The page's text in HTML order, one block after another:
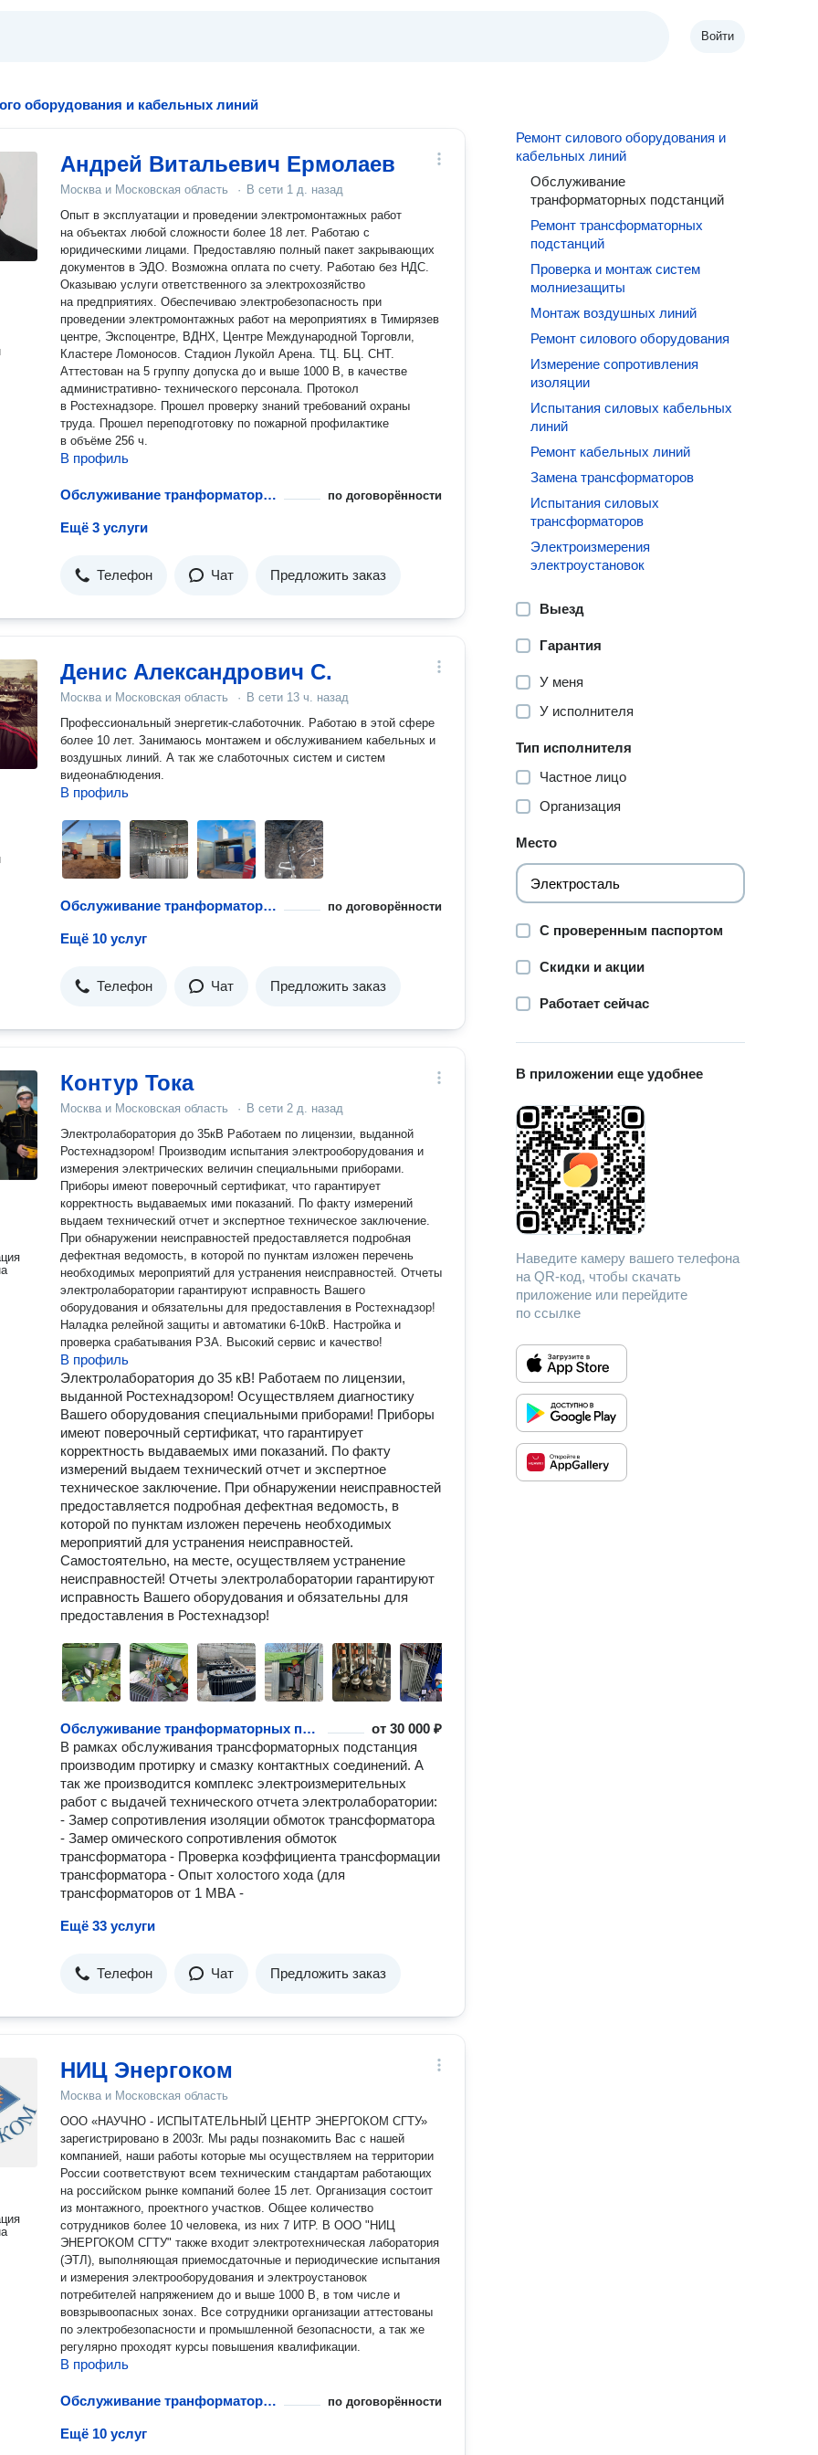
Войти
оборудования и кабельных линий
Андрей Витальевич Ермолаев
Москва и Московская область · В сети 1 д. назад
Опыт в эксплуатации и проведении электромонтажных работ
на объектах любой сложности более 18 лет. Работаю с
юридическими лицами. Предоставляю полный пакет закрывающих
документов в ЭДО. Возможна оплата по счету. Работаю без НДС.
Оказываю услуги ответственного за электрохозяйство
на предприятиях. Обеспечиваю электробезопасность при
проведении электромонтажных работ на мероприятиях в Тимирязев
центре, Экспоцентре, ВДНХ, Центре Международной Торговли,
Кластере Ломоносов. Стадион Лукойл Арена. ТЦ. БЦ. СНТ.
Аттестован на 5 группу допуска до и выше 1000 В, в качестве
административно- технического персонала. Протокол
в Ростехнадзоре. Прошел проверку знаний требований охраны
труда. Прошел переподготовку по пожарной профилактике
в объёме 256 ч.
В профиль
Обслуживание транформаторных подстанций по договорённости
Ещё 3 услуги
Телефон Чат Предложить заказ
Денис Александрович С.
Москва и Московская область · В сети 13 ч. назад
Профессиональный энергетик-слаботочник. Работаю в этой сфере
более 10 лет. Занимаюсь монтажем и обслуживанием кабельных и
воздушных линий. А так же слаботочных систем и систем
видеонаблюдения.
В профиль
Обслуживание транформаторных подстанций по договорённости
Ещё 10 услуг
Телефон Чат Предложить заказ
Контур Тока
Москва и Московская область · В сети 2 д. назад
Электролаборатория до 35кВ Работаем по лицензии, выданной
Ростехнадзором! Производим испытания электрооборудования и
измерения электрических величин специальными приборами.
Приборы имеют поверочный сертификат, что гарантирует
корректность выдаваемых ими показаний. По факту измерений
выдаем технический отчет и экспертное техническое заключение.
При обнаружении неисправностей предоставляется подробная
дефектная ведомость, в которой по пунктам изложен перечень
необходимых мероприятий для устранения неисправностей. Отчеты
электролаборатории гарантируют исправность Вашего
оборудования и обязательны для предоставления в Ростехнадзор!
Наладка релейной защиты и автоматики 6-10кВ. Настройка и
проверка срабатывания РЗА. Высокий сервис и качество!
В профиль
Электролаборатория до 35 кВ! Работаем по лицензии,
выданной Ростехнадзором! Осуществляем диагностику
Вашего оборудования специальными приборами! Приборы
имеют поверочный сертификат, что гарантирует
корректность выдаваемых ими показаний. По факту
измерений выдаем технический отчет и экспертное
техническое заключение. При обнаружении неисправностей
предоставляется подробная дефектная ведомость, в
которой по пунктам изложен перечень необходимых
мероприятий для устранения неисправностей.
Самостоятельно, на месте, осуществляем устранение
неисправностей! Отчеты электролаборатории гарантируют
исправность Вашего оборудования и обязательны для
предоставления в Ростехнадзор!
Обслуживание транформаторных подстанций от30 000 ₽
В рамках обслуживания трансформаторных подстанция
производим протирку и смазку контактных соединений. А
так же производится комплекс электроизмерительных
работ с выдачей технического отчета электролаборатории:
- Замер сопротивления изоляции обмоток трансформатора
- Замер омического сопротивления обмоток
трансформатора - Проверка коэффициента трансформации
трансформатора - Опыт холостого хода (для
трансформаторов от 1 МВА -
Ещё 33 услуги
Телефон Чат Предложить заказ
НИЦ Энергоком
Москва и Московская область
ООО «НАУЧНО - ИСПЫТАТЕЛЬНЫЙ ЦЕНТР ЭНЕРГОКОМ СГТУ»
зарегистрировано в 2003г. Мы рады познакомить Вас с нашей
компанией, наши работы которые мы осуществляем на территории
России соответствуют всем техническим стандартам работающих
на российском рынке компаний более 15 лет. Организация состоит
из монтажного, проектного участков. Общее количество
сотрудников более 10 человека, из них 7 ИТР. В ООО "НИЦ
ЭНЕРГОКОМ СГТУ" также входит электротехническая лаборатория
(ЭТЛ), выполняющая приемосдаточные и периодические испытания
и измерения электрооборудования и электроустановок
потребителей напряжением до и выше 1000 В, в том числе и
вовзрывоопасных зонах. Все сотрудники организации аттестованы
по электробезопасности и промышленной безопасности, а так же
регулярно проходят курсы повышения квалификации.
В профиль
Обслуживание транформаторных подстанций по договорённости
Ещё 10 услуг
Ремонт силового оборудования и
кабельных линий
Обслуживание
транформаторных подстанций
Ремонт трансформаторных
подстанций
Проверка и монтаж систем
молниезащиты
Монтаж воздушных линий
Ремонт силового оборудования
Измерение сопротивления
изоляции
Испытания силовых кабельных
линий
Ремонт кабельных линий
Замена трансформаторов
Испытания силовых
трансформаторов
Электроизмерения
электроустановок
Выезд
Гарантия
У меня
У исполнителя
Тип исполнителя
Частное лицо
Организация
Место
С проверенным паспортом
Скидки и акции
Работает сейчас
В приложении еще удобнее
Наведите камеру вашего телефона
на QR-код, чтобы скачать
приложение или перейдите
по ссылке